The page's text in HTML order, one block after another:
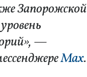
Запорожской
—
Max.